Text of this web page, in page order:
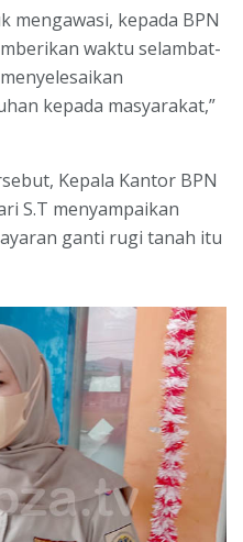
mengawasi, kepada BPN
waktu selambat-
kepada masyarakat,”
Kepala Kantor BPN
S.T menyampaikan
ganti rugi tanah itu